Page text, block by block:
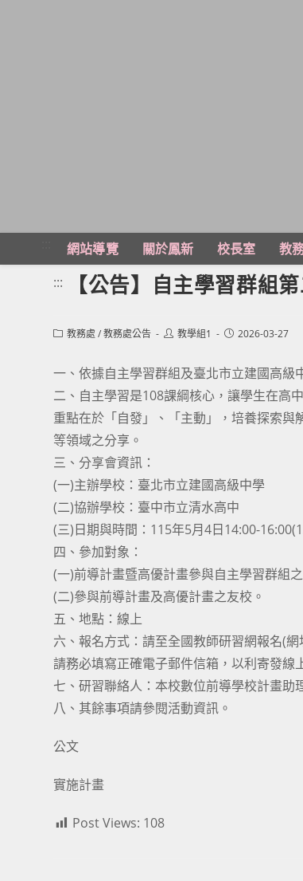
主
網站導覽 關於鳳新 校長室 教
::: 【公告】自主學習群組
Post教務處 /教務處公告
Post教學組1
Post2026-03-27
一、依據自主學習群組及臺北市立建國高級
二、自主學習是108課綱核心，讓學生在高
重點在於「自發」、「主動」，培養探索
等領域之分享。
三、分享會資訊：
(一)主辦學校：臺北市立建國高級中學
(二)協辦學校：臺中市立清水高中
(三)日期與時間：115年5月4日14:00-
四、參加對象：
(一)前導計畫暨高優計畫參與自主學習群組
(二)參與前導計畫及高優計畫之友校。
五、地點：線上
六、報名方式：請至全國教師研習網報名(
請務必填寫正確電子郵件信箱，以利寄發線
七、研習聯絡人：本校數位前導學校計畫助
八、其餘事項請參閱活動資訊。
公文
實施計畫
Post Views: 108